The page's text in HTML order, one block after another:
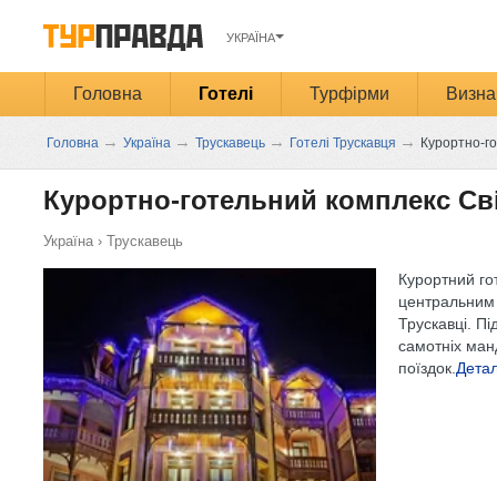
УКРАЇНА
Головна Готелі Турфірми
Головна → Україна → Трускавець → Готелі Трускавця → Курортно-
Курортно-готельний комплекс
Україна› Трускавець
Курортний
Трускавці.
самотніх
поїздок.